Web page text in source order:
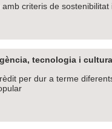
criteris de sostenibilitat
tecnologia i
per dur a terme